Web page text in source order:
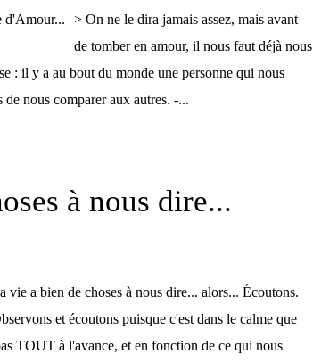
> On ne le dira jamais assez, mais avant
de tomber en amour, il nous faut déjà nous
: il y a au bout du monde une personne qui nous
de nous comparer aux autres. -...
à nous dire...
vie a bien de choses à nous dire... alors... Écoutons.
et écoutons puisque c'est dans le calme que
TOUT à l'avance, et en fonction de ce qui nous